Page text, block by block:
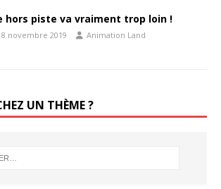
hors piste va vraiment trop loin !
8 novembre 2019 Animation Land
UN THÈME ?